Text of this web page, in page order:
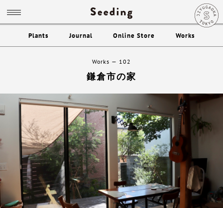
Plants Journal Online Store Works
Works 102
鎌倉市の家